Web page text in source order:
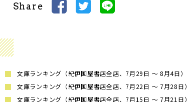
Share
文庫ランキング（紀伊国屋書店全店、7月29日 ～ 8月4日）
文庫ランキング（紀伊国屋書店全店、7月22日 ～ 7月28日）
文庫ランキング（紀伊国屋書店全店、7月15日 ～ 7月21日）